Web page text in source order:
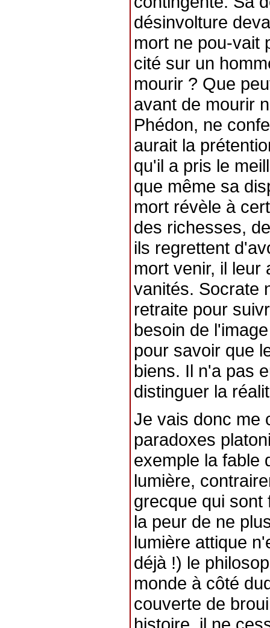
désinvolture
mort ne pou-vait
cité sur un
mourir ? Que
avant de mourir
Phédon, ne
aurait la
qu'il a pris le
que même sa
mort révèle à
des richesses,
ils regrettent
mort venir, il leur
vanités. Socrate
retraite pour
besoin de
pour savoir que
biens. Il n'a pas
distinguer la
Je vais donc me
paradoxes
exemple la fable
lumière,
grecque qui sont
la peur de ne
lumière attique
déjà !) le
monde à côté
couverte de